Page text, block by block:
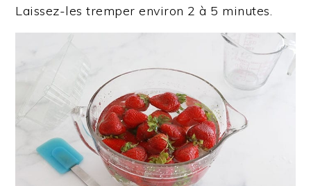
Laissez-les tremper environ 2 à 5 minutes.